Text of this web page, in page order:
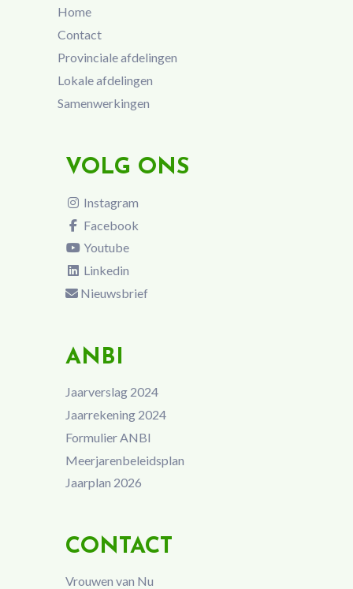
Home
Contact
Provinciale afdelingen
Lokale afdelingen
Samenwerkingen
VOLG ONS
Instagram
Facebook
Youtube
Linkedin
Nieuwsbrief
ANBI
Jaarverslag 2024
Jaarrekening 2024
Formulier ANBI
Meerjarenbeleidsplan
Jaarplan 2026
CONTACT
Vrouwen van Nu